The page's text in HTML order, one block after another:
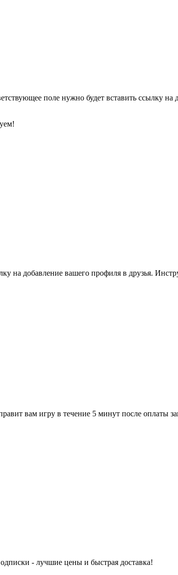
поле нужно будет вставить ссылку
на добавление вашего профиля в друзья.
вам игру в течение 5 минут после оплаты
- лучшие цены и быстрая доставка!